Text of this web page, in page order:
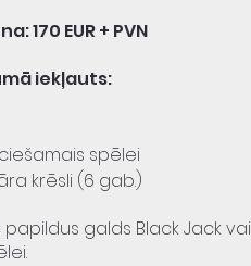
170 EUR + PVN
iekļauts:
spēlei
krēsli (6 gab.)
papildus galds Black Jack vai